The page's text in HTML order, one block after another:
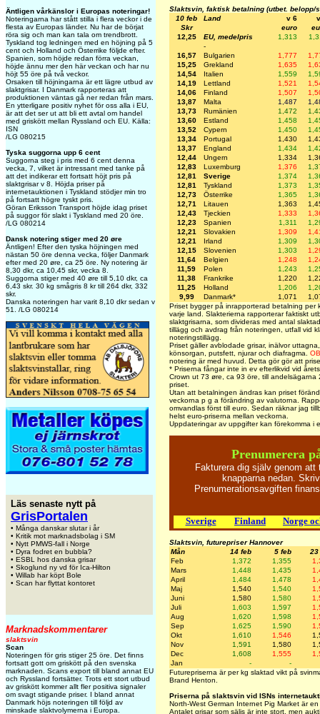
Äntligen vårkänslor i Europas noteringar!
Noteringarna har stått stilla i flera veckor i de
flesta av Europas länder. Nu har de börjat
röra sig och man kan tala om trendbrott.
Tyskland tog ledningen med en höjning på 5
cent och Holland och Österrike följde efter.
Spanien, som höjde redan förra veckan,
höjde ännu mer den här veckan och har nu
höjt 55 öre på två veckor.
Orsaken till höjningarna är ett lägre utbud av
slaktgrisar. I Danmark rapporteras att
produktionen väntas gå ner redan från mars.
En ytterligare positiv nyhet för oss alla i EU,
är att det ser ut att bli ett avtal om handel
med griskött mellan Ryssland och EU. Källa:
ISN
/LG 080215
Tyska suggorna upp 6 cent
Suggorna steg i pris med 6 cent denna
vecka, 7, vilket är intressant med tanke på
att det indikerar ett fortsatt höjt pris på
slaktgrisar v 8. Höjda priser på
internetauktionen i Tyskland stödjer min tro
på fortsatt högre tyskt pris.
Göran Eriksson Transport höjde idag priset
på suggor för slakt i Tyskland med 20 öre.
/LG 080214
Dansk notering stiger med 20 øre
Äntligen! Efter den tyska höjningen med
nästan 50 öre denna vecka, följer Danmark
efter med 20 øre, ca 25 öre. Ny notering är
8,30 dkr, ca 10,45 skr, vecka 8.
Suggorna stiger med 40 øre till 5,10 dkr, ca
6,43 skr. 30 kg smågris 8 kr till 264 dkr, 332
skr.
Danska noteringen har varit 8,10 dkr sedan v
51. /LG 080214
Läs senaste nytt på
GrisPortalen
• Många danskar slutar i år
• Kritik mot marknadsbolag i SM
• Nytt PMWS-fall i Norge
• Dyra fodret en bubbla?
• ESBL hos danska grisar
• Skoglund ny vd för Ica-Hilton
• Willab har köpt Bole
• Scan har flyttat kontoret
Marknadskommentarer
slaktsvin
Scan
Noteringen för gris stiger 25 öre. Det finns
fortsatt gott om griskött på den svenska
marknaden. Scans export till bland annat EU
och Ryssland fortsätter. Trots ett stort utbud
av griskött kommer allt fler positiva signaler
om svagt stigande priser. I bland annat
Danmark höjs noteringen till följd av
minskade slaktvolymerna i Europa.
Slaktsvin, faktisk betalning (utbet. belopp/
10 feb
Land v 6
Skr
euro
12,25
EU, medelpris 1,313
-
16,57
Bulgarien 1,777
15,25
Grekland 1,635
14,54
Italien 1,559
14,19
Lettland 1,521
14,06
Finland 1,507
13,87
Malta 1,487
13,73
Rumänien 1,472
13,60
Estland 1,458
13,52
Cypern 1,450
13,34
Portugal 1,430
13,37
England 1,434
12,44
Ungern 1,334
12,83
Luxemburg 1,376
12,81
Sverige 1,374
12,81
Tyskland 1,373
12,73
Österrike 1,365
12,71
Litauen 1,363
12,43
Tjeckien 1,333
12,23
Spanien 1,311
12,21
Slovakien 1,309
12,21
Irland 1,309
12,15
Slovenien 1,303
11,64
Belgien 1,248
11,59
Polen 1,243
11,38
Frankrike 1,220
11,25
Holland 1,206
9,99
Danmark* 1,071
Priset bygger på inrapporterad betalning per
varje land. Slakterierna rapporterar faktiskt
slaktgrisarna, som divideras med antal
tillägg och avdrag från noteringen, utfall vid
noteringstillägg.
Priset gäller avblodade grisar, inälvor
könsorgan, putsfett, njurar och diafragma.
notering är med huvud. Detta gör gör att
* Priserna fångar inte in ev efterlikvid vid
Crown ut 73 øre, ca 93 öre, till
priset.
Utan att betalningen ändras kan priset
veckorna p g a förändring av valutorna.
omvandlas först till euro. Sedan räknar jag
helst euro-priserna mellan veckorna.
Uppdateringar av uppgifter kan förekomma i
Prenumerera
Fakturera dig själv genom att
knapparna nedan.
Prenumerationsavgiften
Sverige Finland Norge
Slaktsvin, futurepriser Hannover
Mån
14 feb 5 feb
23
Feb
1,372 1,355
Mars
1,448 1,435
April
1,484 1,478
Maj
1,540 1,540
Juni
1,580 1,580
Juli
1,603 1,597
Aug
1,620 1,598
Sep
1,625 1,590
Okt
1,610 1,546
Nov
1,591 1,580
Dec
1,608 1,555
Jan
-
-
Futurepriserna är per kg slaktad vikt på
Brand Henton.
Priserna på slaktsvin vid ISNs
North-West German Internet Pig Market är
Antalet grisar som säljs är inte stort, men